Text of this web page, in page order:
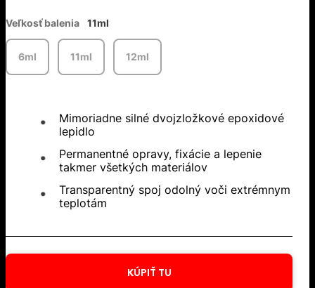
Veľkosť balenia 11ml
6ml 11ml 12ml
Mimoriadne silné dvojzložkové epoxidové
lepidlo
Permanentné opravy, fixácie a lepenie
takmer všetkých materiálov
Transparentný spoj odolný voči extrémnym
teplotám
KÚPIŤ TU